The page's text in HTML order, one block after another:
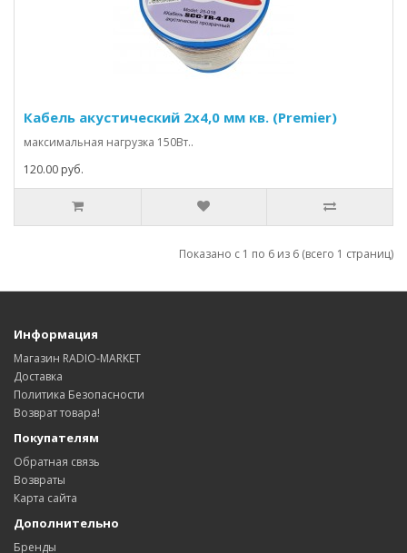
Кабель акустический 2х4,0 мм кв. (Premier)
максимальная нагрузка 150Вт..
120.00 руб.
Показано с 1 по 6 из 6 (всего 1 страниц)
Информация
Магазин RADIO-MARKET
Доставка
Политика Безопасности
Возврат товара!
Покупателям
Обратная связь
Возвраты
Карта сайта
Дополнительно
Бренды